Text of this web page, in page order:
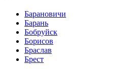
Барановичи
Барань
Бобруйск
Борисов
Браслав
Брест